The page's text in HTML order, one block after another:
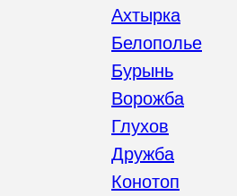
Ахтырка
Белополье
Бурынь
Ворожба
Глухов
Дружба
Конотоп